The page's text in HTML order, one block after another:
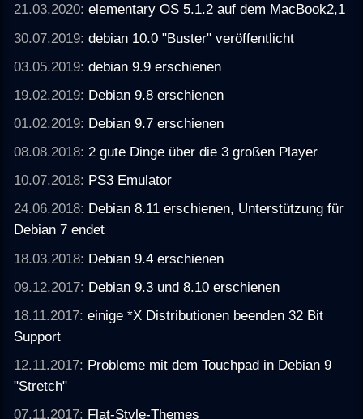
21.03.2020:elementary OS 5.1.2 auf dem MacBook2,1
30.07.2019:debian 10.0 "Buster" veröffentlicht
03.05.2019:debian 9.9 erschienen
19.02.2019: Debian 9.8 erschienen
01.02.2019: Debian 9.7 erschienen
08.08.2018:2 gute Dinge über die 3 großen Player
10.07.2018: PS3 Emulator
24.06.2018: Debian 8.11 erschienen, Unterstützung für
Debian 7 endet
18.03.2018: Debian 9.4 erschienen
09.12.2017: Debian 9.3 und 8.10 erschienen
18.11.2017:einige *X Distributionen beenden 32 Bit
Support
12.11.2017: Probleme mit dem Touchpad in Debian 9
"Stretch"
07.11.2017: Flat-Style-Themes